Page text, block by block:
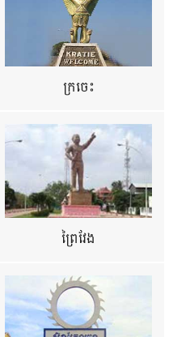
ក្រចេះ
ព្រៃវែង